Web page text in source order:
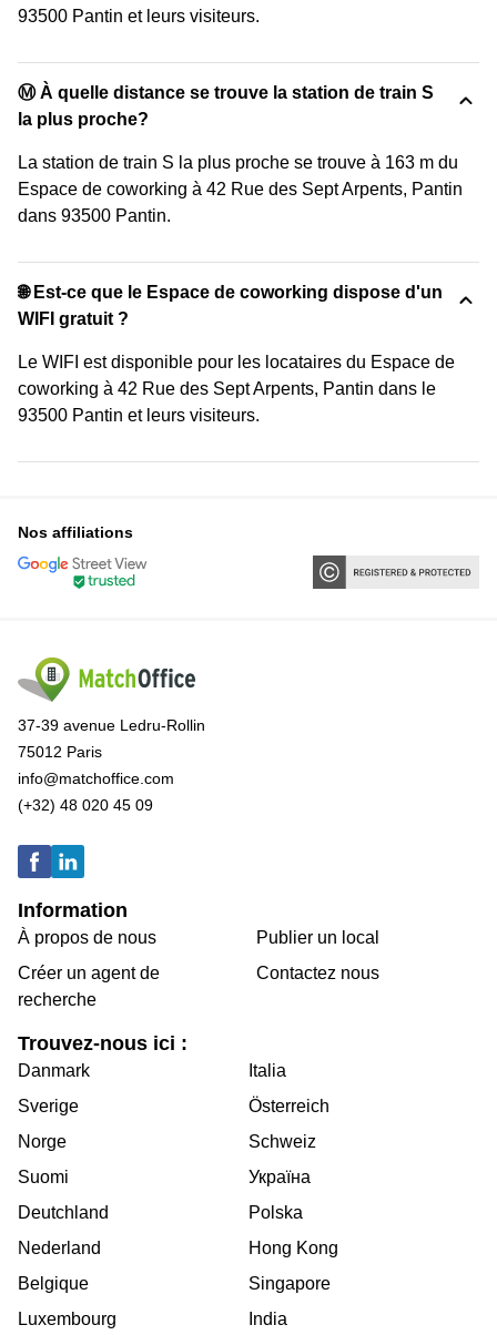
93500 Pantin et leurs visiteurs.
Ⓜ️ À quelle distance se trouve la station de train S
la plus proche?
La station de train S la plus proche se trouve à 163 m du
Espace de coworking à 42 Rue des Sept Arpents, Pantin
dans 93500 Pantin.
🌐 Est-ce que le Espace de coworking dispose d'un
WIFI gratuit ?
Le WIFI est disponible pour les locataires du Espace de
coworking à 42 Rue des Sept Arpents, Pantin dans le
93500 Pantin et leurs visiteurs.
Nos affiliations
37-39 avenue Ledru-Rollin
75012 Paris
info@matchoffice.com
(+32) 48 020 45 09
Information
À propos de nous
Créer un agent de
recherche
Publier un local
Contactez nous
Trouvez-nous ici :
Danmark
Sverige
Norge
Suomi
Deutchland
Nederland
Belgique
Luxembourg
Italia
Österreich
Schweiz
Україна
Polska
Hong Kong
Singapore
India